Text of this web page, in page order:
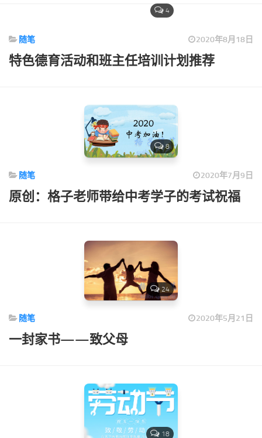
4
随笔 2020年8月18日
特色德育活动和班主任培训计划推荐
8
随笔 2020年7月9日
原创：格子老师带给中考学子的考试祝福
24
随笔 2020年5月21日
一封家书——致父母
18